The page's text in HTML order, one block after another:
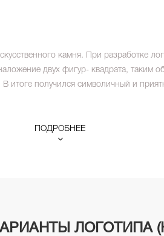
камня. При разработке
двух фигур- квадрата, таким
итоге получился символичный и
ПОДРОБНЕЕ
ЛОГОТИПА